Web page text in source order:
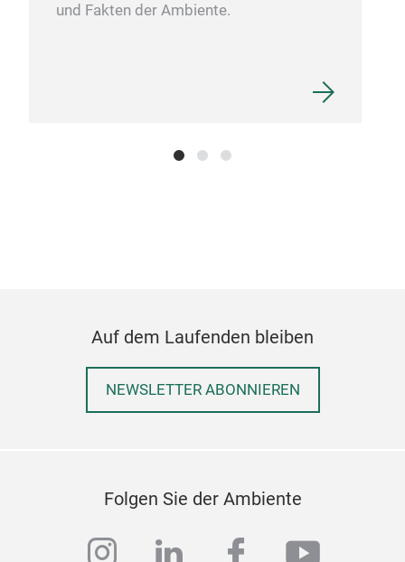
und Fakten der Ambiente.
Auf dem Laufenden bleiben
NEWSLETTER ABONNIEREN
Folgen Sie der Ambiente
instagram
linkedinfacebook